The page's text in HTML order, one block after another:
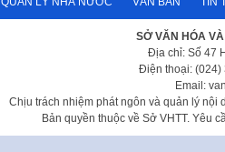
SỞ VĂN HÓA
Địa chỉ: Số 47
Điện thoại: (024)
Email:
Chịu trách nhiệm phát ngôn và quản lý nội
Bản quyền thuộc về Sở VHTT. Yêu